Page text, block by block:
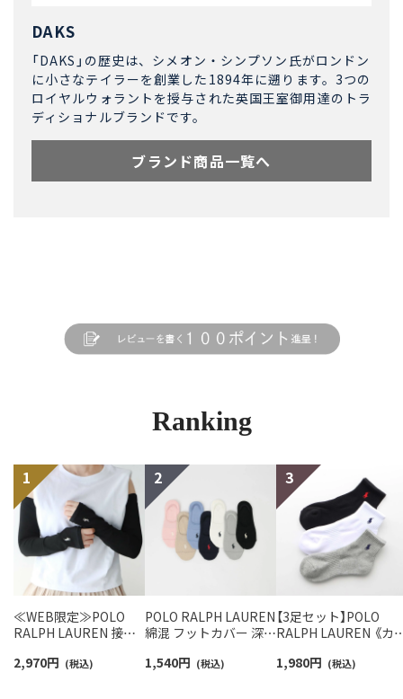
DAKS
「DAKS」の歴史は、シメオン・シンプソン氏がロンドン
に小さなテイラーを創業した1894年に遡ります。3つの
ロイヤルウォラントを授与された英国王室御用達のトラ
ディショナルブランドです。
ブランド商品一覧へ
Ranking
≪WEB限定≫POLO
RALPH LAUREN 接触
ームカバー ＆ レッグウ
2,970円 (税込)
POLO RALPH LAUREN
綿混 フットカバー 深履
カバーソックス レディ
1,540円 (税込)
【3足セット】POLO
RALPH LAUREN 《カ
アーチサポート ワンポ
1,980円 (税込)